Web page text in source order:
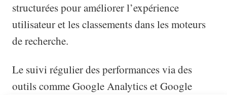
structurées pour améliorer l’expérience
utilisateur et les classements dans les moteurs
de recherche.
Le suivi régulier des performances via des
outils comme Google Analytics et Google